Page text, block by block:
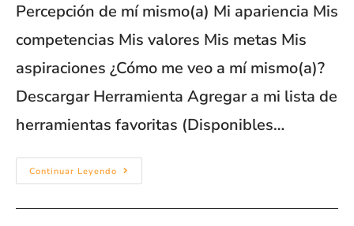
Percepción de mí mismo(a) Mi apariencia Mis
competencias Mis valores Mis metas Mis
aspiraciones ¿Cómo me veo a mí mismo(a)?
Descargar Herramienta Agregar a mi lista de
herramientas favoritas (Disponibles…
Continuar Leyendo